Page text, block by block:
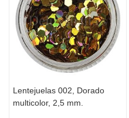
Lentejuelas 002, Dorado
multicolor, 2,5 mm.